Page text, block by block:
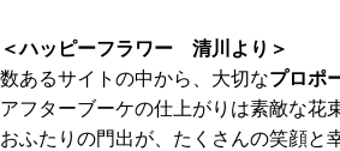
＜ハッピーフラワー 清川 より＞
数あるサイトの中から、大切なプロポ
アフターブーケの仕上がりは素敵な花
おふたりの門出が、たくさんの笑顔と